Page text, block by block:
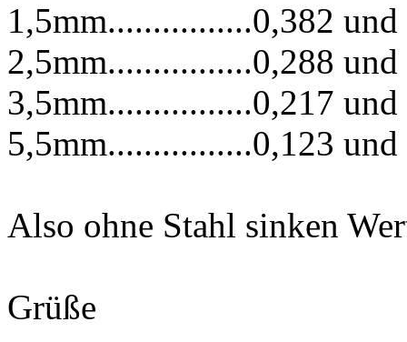
1,5mm................0,382
2,5mm................0,288
3,5mm................0,217
5,5mm................0,123
Also ohne Stahl sinken
Grüße